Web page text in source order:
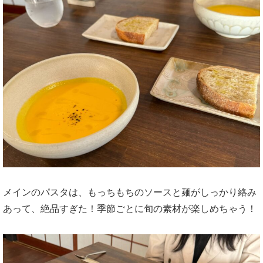
メインのパスタは、もっちもちのソースと麺がしっかり絡み
あって、絶品すぎた！季節ごとに旬の素材が楽しめちゃう！